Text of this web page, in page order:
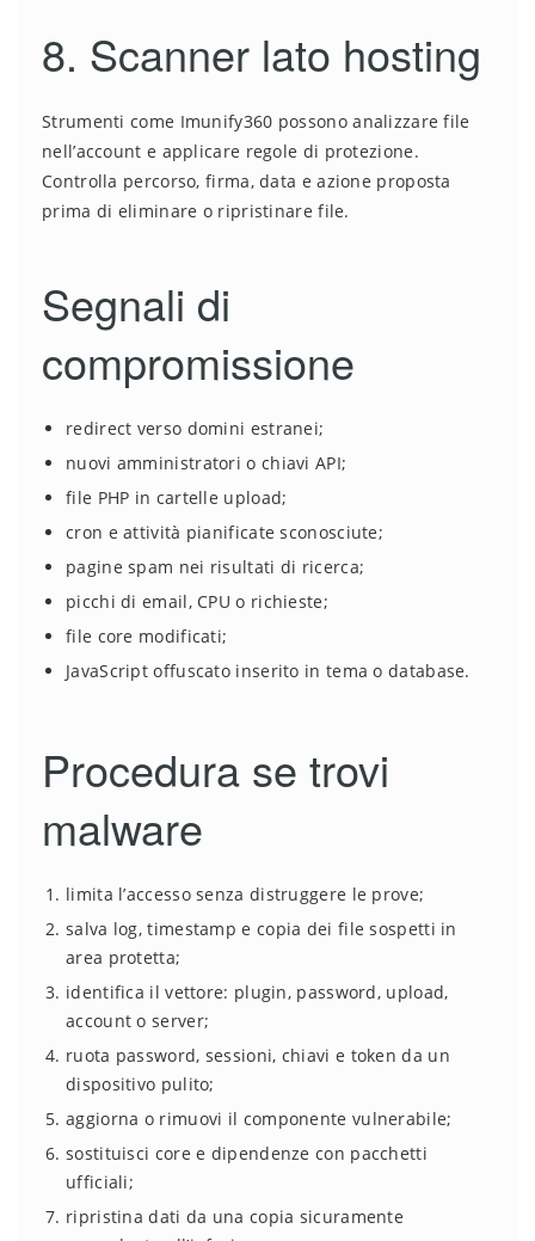
8. Scanner lato hosting
Strumenti come Imunify360 possono analizzare file
nell’account e applicare regole di protezione.
Controlla percorso, firma, data e azione proposta
prima di eliminare o ripristinare file.
Segnali di
compromissione
redirect verso domini estranei;
nuovi amministratori o chiavi API;
file PHP in cartelle upload;
cron e attività pianificate sconosciute;
pagine spam nei risultati di ricerca;
picchi di email, CPU o richieste;
file core modificati;
JavaScript offuscato inserito in tema o database.
Procedura se trovi
malware
limita l’accesso senza distruggere le prove;
salva log, timestamp e copia dei file sospetti in
area protetta;
identifica il vettore: plugin, password, upload,
account o server;
ruota password, sessioni, chiavi e token da un
dispositivo pulito;
aggiorna o rimuovi il componente vulnerabile;
sostituisci core e dipendenze con pacchetti
ufficiali;
ripristina dati da una copia sicuramente